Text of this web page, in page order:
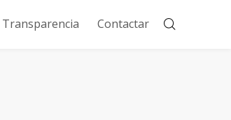
Transparencia Contactar